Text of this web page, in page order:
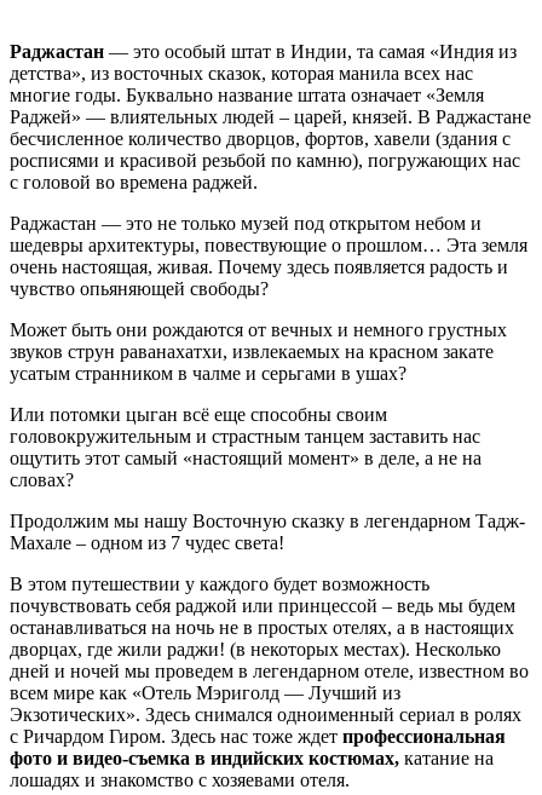
Раджастан — это особый штат в Индии, та самая «Индия из
детства», из восточных сказок, которая манила всех нас
многие годы. Буквально название штата означает «Земля
Раджей» — влиятельных людей – царей, князей. В Раджастане
бесчисленное количество дворцов, фортов, хавели (здания с
росписями и красивой резьбой по камню), погружающих нас
с головой во времена раджей.
Раджастан — это не только музей под открытом небом и
шедевры архитектуры, повествующие о прошлом… Эта земля
очень настоящая, живая. Почему здесь появляется радость и
чувство опьяняющей свободы?
Может быть они рождаются от вечных и немного грустных
звуков струн раванахатхи, извлекаемых на красном закате
усатым странником в чалме и серьгами в ушах?
Или потомки цыган всё еще способны своим
головокружительным и страстным танцем заставить нас
ощутить этот самый «настоящий момент» в деле, а не на
словах?
Продолжим мы нашу Восточную сказку в легендарном Тадж-
Махале – одном из 7 чудес света!
В этом путешествии у каждого будет возможность
почувствовать себя раджой или принцессой – ведь мы будем
останавливаться на ночь не в простых отелях, а в настоящих
дворцах, где жили раджи! (в некоторых местах). Несколько
дней и ночей мы проведем в легендарном отеле, известном во
всем мире как «Отель Мэриголд — Лучший из
Экзотических». Здесь снимался одноименный сериал в ролях
с Ричардом Гиром. Здесь нас тоже ждет профессиональная
фото и видео-съемка в индийских костюмах, катание на
лошадях и знакомство с хозяевами отеля.